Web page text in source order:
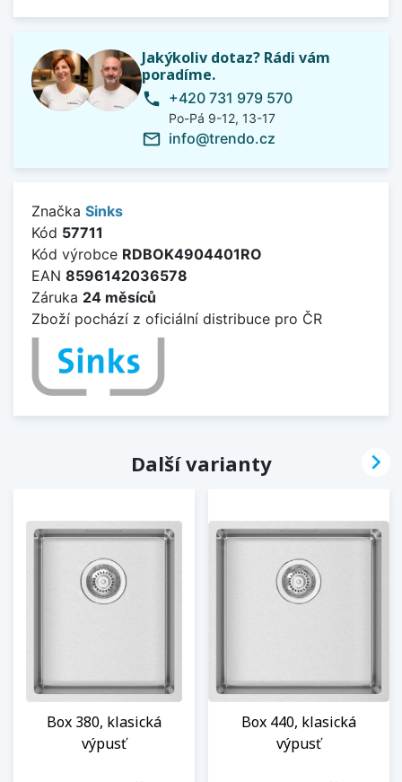
Jakýkoliv dotaz? Rádi vám
poradíme.
phone +420 731 979 570
Po-Pá 9-12, 13-17
mail_outline info@trendo.cz
Značka Sinks
Kód 57711
Kód výrobce RDBOK4904401RO
EAN 8596142036578
Záruka 24 měsíců
Zboží pochází z oficiální distribuce pro ČR
Další varianty
Box 380, klasická
výpusť
Box 440, klasická
výpusť
